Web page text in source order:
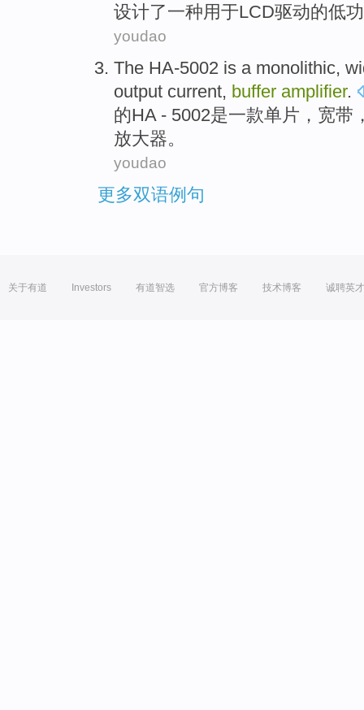
设计了一种用于LCD驱动的低
youdao
The HA-5002 is a monolithic,
output current, buffer amplifier.
的HA - 5002是一款单片 ， 宽带
放大器。
youdao
更多双语例句
关于有道 Investors 有道智选 官方博客 技术博客 诚聘英才